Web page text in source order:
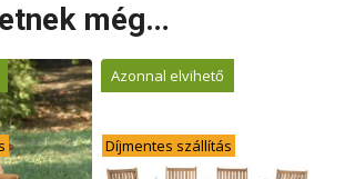
még…
Azonnal elvihető
Díjmentes szállítás